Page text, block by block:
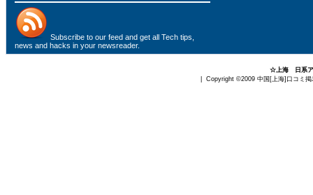
Subscribe to our feed and get all Tech tips,
news and hacks in your newsreader.
☆上海 日系ア
| Copyright ©2009 中国[上海]口コミ掲